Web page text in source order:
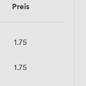
Preis
1.75
1.75